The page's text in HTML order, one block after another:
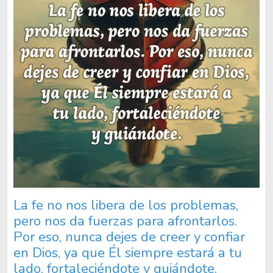
La fe no nos libera de los problemas,
pero nos da fuerzas para afrontarlos.
Por eso, nunca dejes de creer y confiar
en Dios, ya que Él siempre estará a tu
lado, fortaleciéndote y guiándote.